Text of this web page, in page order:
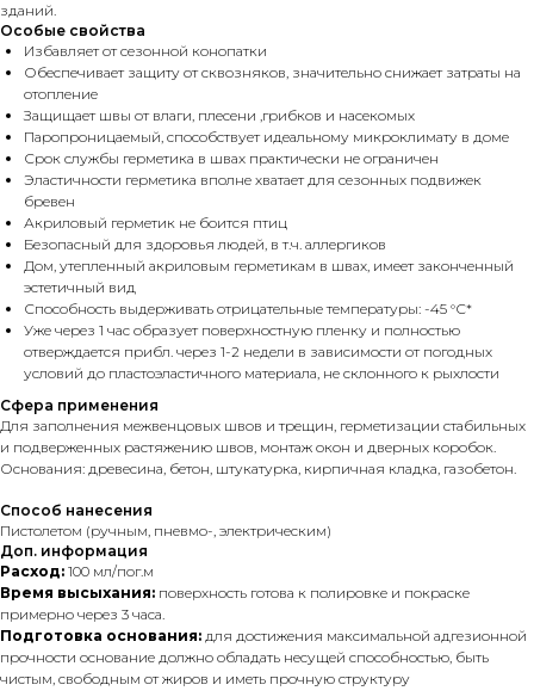
зданий.
Особые свойства
Избавляет от сезонной конопатки
Обеспечивает защиту от сквозняков, значительно снижает затраты на
отопление
Защищает швы от влаги, плесени ,грибков и насекомых
Паропроницаемый, способствует идеальному микроклимату в доме
Срок службы герметика в швах практически не ограничен
Эластичности герметика вполне хватает для сезонных подвижек
бревен
Акриловый герметик не боится птиц
Безопасный для здоровья людей, в т.ч. аллергиков
Дом, утепленный акриловым герметикам в швах, имеет законченный
эстетичный вид
Способность выдерживать отрицательные температуры: -45 °С*
Уже через 1 час образует поверхностную пленку и полностью
отверждается прибл. через 1-2 недели в зависимости от погодных
условий до пластоэластичного материала, не склонного к рыхлости
Сфера применения
Для заполнения межвенцовых швов и трещин, герметизации стабильных
и подверженных растяжению швов, монтаж окон и дверных коробок.
Основания: древесина, бетон, штукатурка, кирпичная кладка, газобетон.
Способ нанесения
Пистолетом (ручным, пневмо-, электрическим)
Доп. информация
Расход: 100 мл/пог.м
Время высыхания: поверхность готова к полировке и покраске
примерно через 3 часа.
Подготовка основания: для достижения максимальной адгезионной
прочности основание должно обладать несущей способностью, быть
чистым, свободным от жиров и иметь прочную структуру